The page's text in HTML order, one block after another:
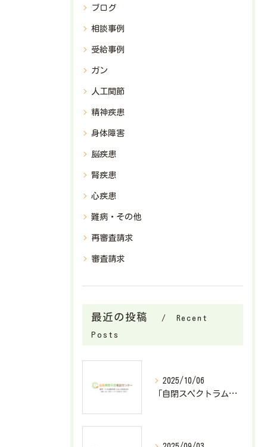
ブログ
相談事例
受給事例
ガン
人工関節
精神疾患
身体障害
脳疾患
腎疾患
心疾患
難病・その他
再審査請求
審査請求
最近の投稿
Recent
Posts
2025/10/06
「自閉スペクトラム症で障害基礎年金2級が決定したケース」